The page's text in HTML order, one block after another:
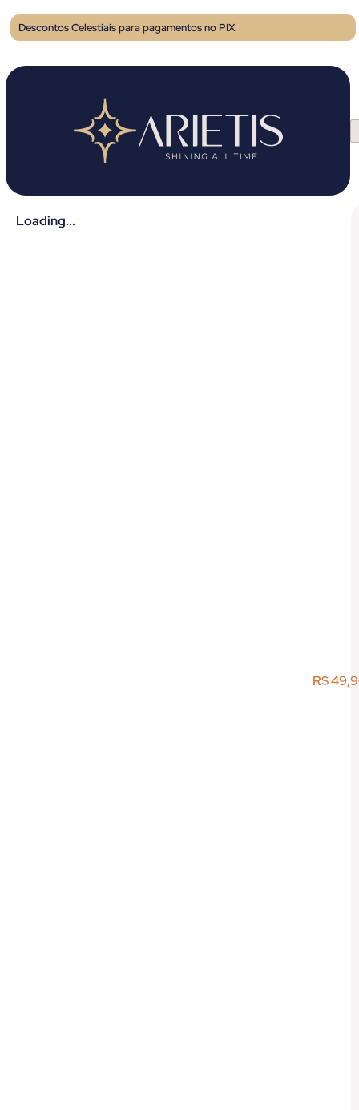
Descontos Celestiais para pagamentos no PIX
Loading...
R$